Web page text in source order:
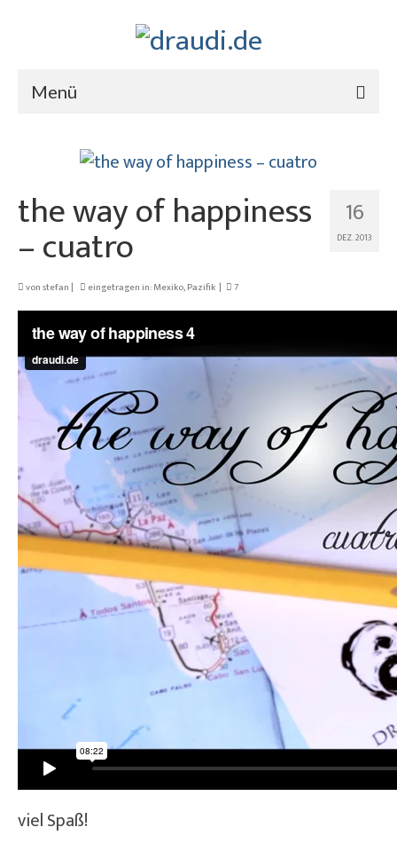
Menü
16
DEZ. 2013
the way of happiness
– cuatro
vonstefan | eingetragen in:Mexiko,Pazifik | 7
viel Spaß!